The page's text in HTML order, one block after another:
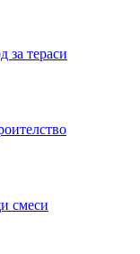
за тераси
смеси